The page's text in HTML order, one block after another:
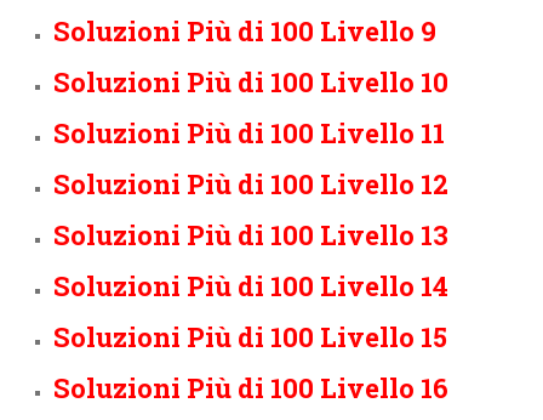
Soluzioni Più di 100 Livello 9
Soluzioni Più di 100 Livello 10
Soluzioni Più di 100 Livello 11
Soluzioni Più di 100 Livello 12
Soluzioni Più di 100 Livello 13
Soluzioni Più di 100 Livello 14
Soluzioni Più di 100 Livello 15
Soluzioni Più di 100 Livello 16